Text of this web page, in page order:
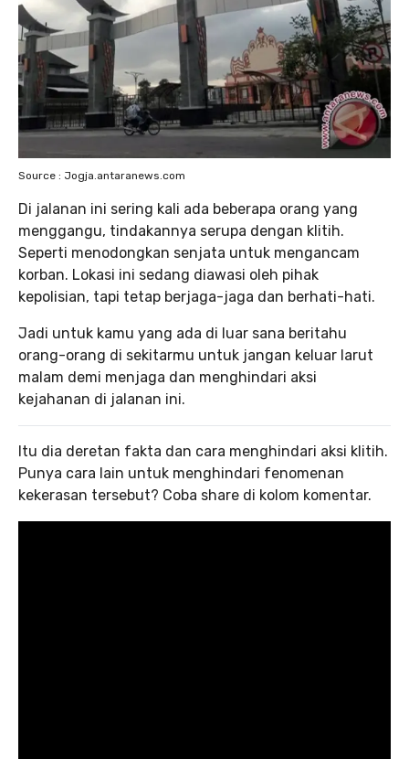
Source : Jogja.antaranews.com
Di jalanan ini sering kali ada beberapa orang yang
menggangu, tindakannya serupa dengan klitih.
Seperti menodongkan senjata untuk mengancam
korban. Lokasi ini sedang diawasi oleh pihak
kepolisian, tapi tetap berjaga-jaga dan berhati-hati.
Jadi untuk kamu yang ada di luar sana beritahu
orang-orang di sekitarmu untuk jangan keluar larut
malam demi menjaga dan menghindari aksi
kejahanan di jalanan ini.
Itu dia deretan fakta dan cara menghindari aksi klitih.
Punya cara lain untuk menghindari fenomenan
kekerasan tersebut? Coba share di kolom komentar.